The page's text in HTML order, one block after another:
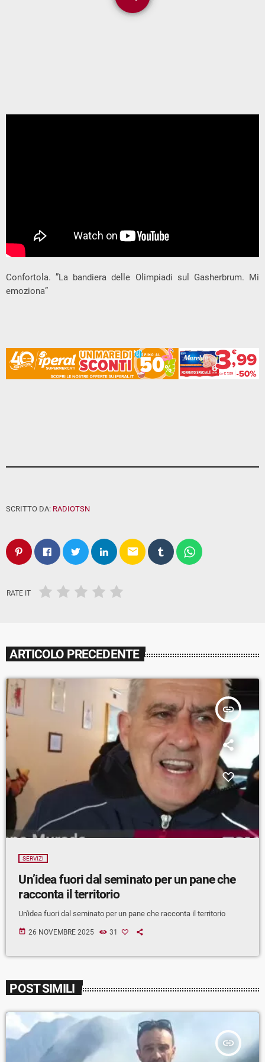
Confortola. ”La bandiera delle Olimpiadi sul Gasherbrum. Mi
emoziona”
SCRITTO DA: RADIOTSN
email
RATE IT
ARTICOLO PRECEDENTE
insert_link
SERVIZI
Un’idea fuori dal seminato per un pane che
racconta il territorio
Un'idea fuori dal seminato per un pane che racconta il territorio
today 26 NOVEMBRE 2025 31
POST SIMILI
insert_link